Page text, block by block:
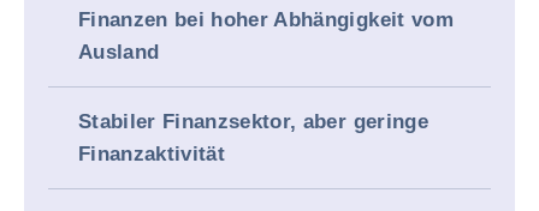
Finanzen bei hoher Abhängigkeit vom
Ausland
Stabiler Finanzsektor, aber geringe
Finanzaktivität